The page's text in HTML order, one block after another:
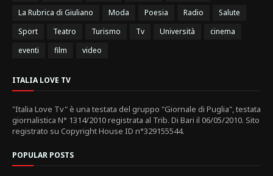
La Rubrica di Giuliano
Moda Poesia Radio
Salute
Sport
Teatro Turismo Tv Università
cinema
eventi
film video
ITALIA LOVE TV
"Italia Love Tv" è una testata del gruppo "Giornale di Puglia", testata
giornalistica N° 1314/2010 registrata al Trib. Di Bari il 06/05/2010. Sito
registrato su Copyright House ID n°329155544.
POPULAR POSTS